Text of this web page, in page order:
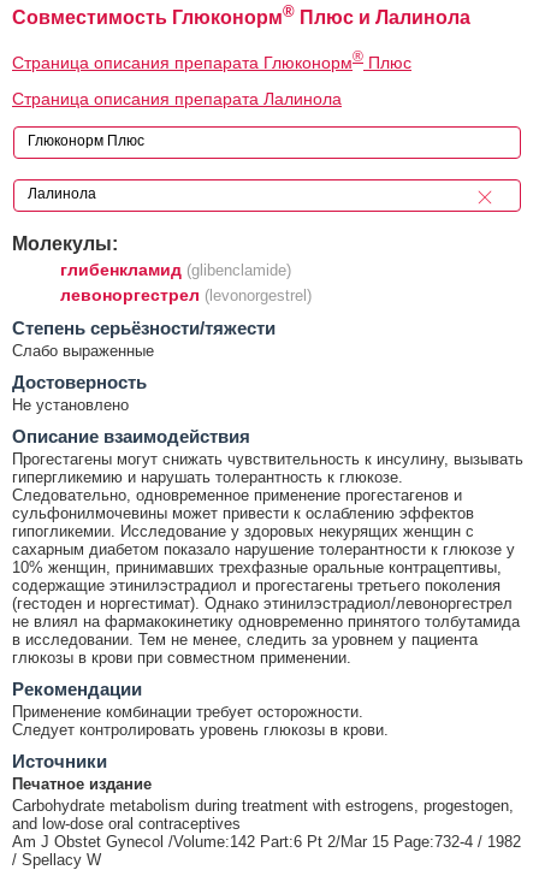
Совместимость Глюконорм® Плюс и Лалинола
Страница описания препарата Глюконорм® Плюс
Страница описания препарата Лалинола
Молекулы:
глибенкламид (glibenclamide)
левоноргестрел (levonorgestrel)
Cтепень серьёзности/тяжести
Слабо выраженные
Достоверность
Не установлено
Описание взаимодействия
Прогестагены могут снижать чувствительность к инсулину, вызывать
гипергликемию и нарушать толерантность к глюкозе.
Следовательно, одновременное применение прогестагенов и
сульфонилмочевины может привести к ослаблению эффектов
гипогликемии. Исследование у здоровых некурящих женщин с
сахарным диабетом показало нарушение толерантности к глюкозе у
10% женщин, принимавших трехфазные оральные контрацептивы,
содержащие этинилэстрадиол и прогестагены третьего поколения
(гестоден и норгестимат). Однако этинилэстрадиол/левоноргестрел
не влиял на фармакокинетику одновременно принятого толбутамида
в исследовании. Тем не менее, следить за уровнем у пациента
глюкозы в крови при совместном применении.
Рекомендации
Применение комбинации требует осторожности.
Следует контролировать уровень глюкозы в крови.
Источники
Печатное издание
Carbohydrate metabolism during treatment with estrogens, progestogen,
and low-dose oral contraceptives
Am J Obstet Gynecol /Volume:142 Part:6 Pt 2/Mar 15 Page:732-4 / 1982
/ Spellacy W